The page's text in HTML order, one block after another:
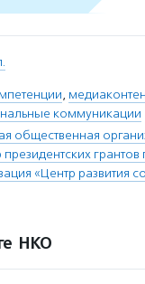
,
коммуникации
общественная
«Центр развития
НКО